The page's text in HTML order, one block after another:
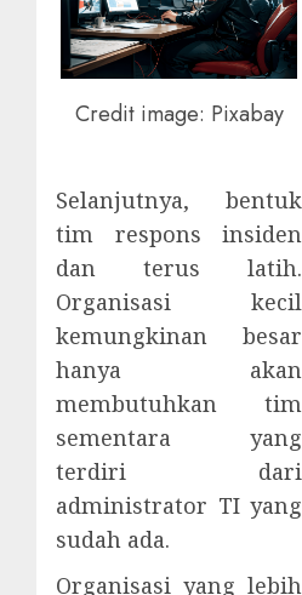
Credit image: Pixabay
Selanjutnya, bentuk
tim respons insiden
dan terus latih.
Organisasi kecil
kemungkinan besar
hanya akan
membutuhkan tim
sementara yang
terdiri dari
administrator TI yang
sudah ada.
Organisasi yang lebih